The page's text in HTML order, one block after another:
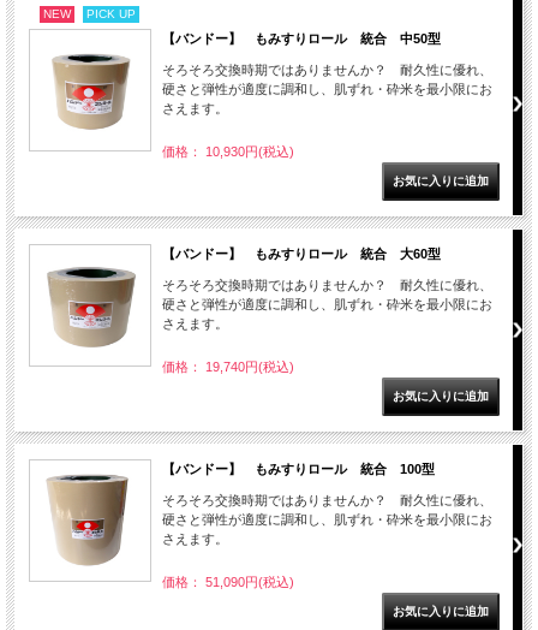
NEW PICK UP
【バンドー】 もみすりロール 統合 中50型
そろそろ交換時期ではありませんか？ 耐久性に優れ、
硬さと弾性が適度に調和し、肌ずれ・砕米を最小限にお
さえます。
価格： 10,930円(税込)
【バンドー】 もみすりロール 統合 大60型
そろそろ交換時期ではありませんか？ 耐久性に優れ、
硬さと弾性が適度に調和し、肌ずれ・砕米を最小限にお
さえます。
価格： 19,740円(税込)
【バンドー】 もみすりロール 統合 100型
そろそろ交換時期ではありませんか？ 耐久性に優れ、
硬さと弾性が適度に調和し、肌ずれ・砕米を最小限にお
さえます。
価格： 51,090円(税込)